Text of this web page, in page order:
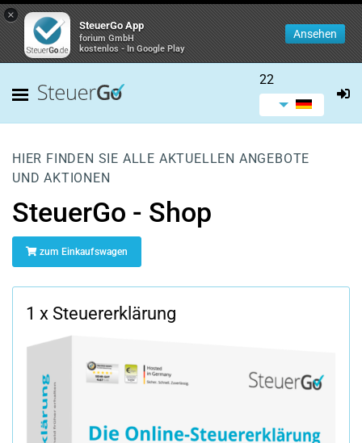
×
SteuerGo App
forium GmbH
kostenlos - In Google Play
Ansehen
22
HIER FINDEN SIE ALLE AKTUELLEN ANGEBOTE
UND AKTIONEN
SteuerGo - Shop
zum Einkaufswagen
1 x Steuererklärung